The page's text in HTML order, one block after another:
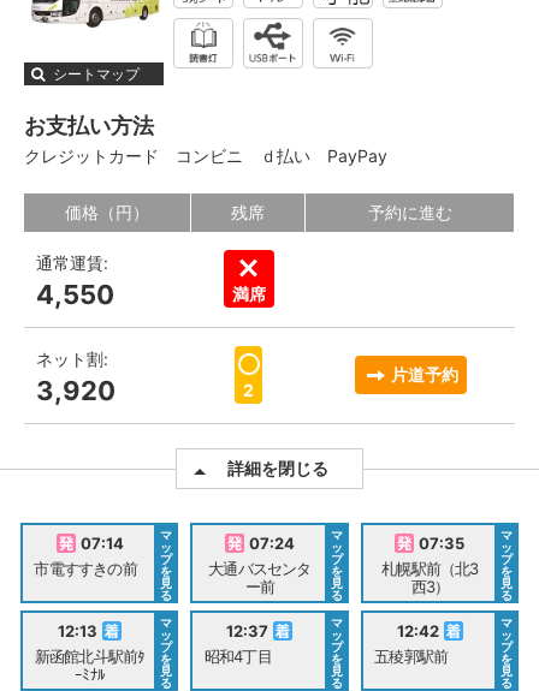
シートマップ
お支払い方法
クレジットカード コンビニ ｄ払い PayPay
価格（円） 残席 予約に進む
通常運賃:
4,550 満席
ネット割:
3,920 2
片道予約
詳細を閉じる
07:14
市電すすきの前
マ
ッ
プ
を
見
る
07:24
大通バスセンタ
ー前
マ
ッ
プ
を
見
る
07:35
札幌駅前（北3
西3）
マ
ッ
プ
を
見
る
12:13
新函館北斗駅前ﾀ
ｰﾐﾅﾙ
マ
ッ
プ
を
見
る
12:37
昭和4丁目
マ
ッ
プ
を
見
る
12:42
五稜郭駅前
マ
ッ
プ
を
見
る